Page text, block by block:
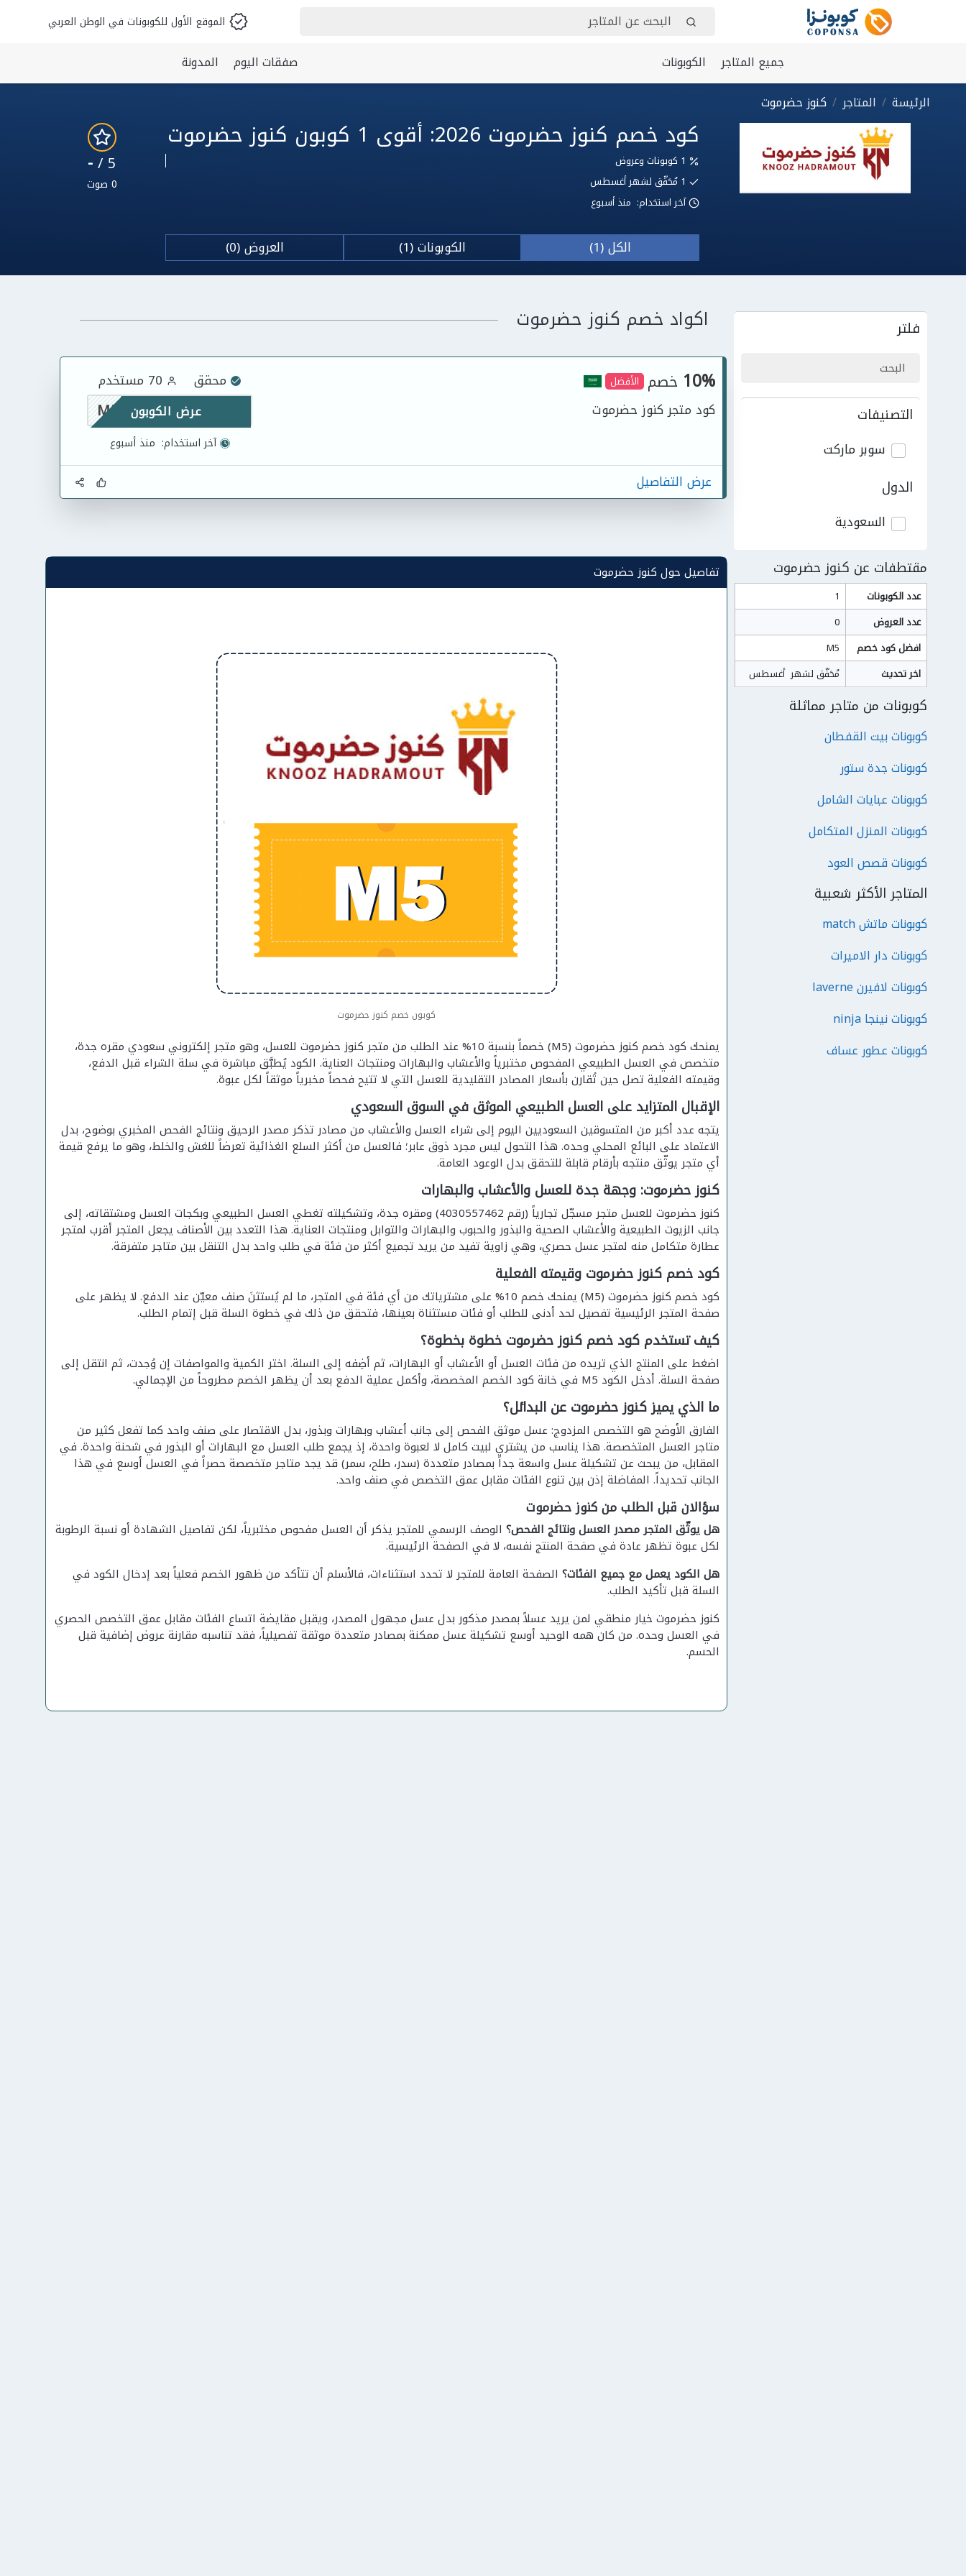
الموقع الأول للكوبونات في الوطن العربي
جميع المتاجر الكوبونات صفقات اليوم
المدونة
الرئيسة
المتاجر كنوز حضرموت
كود خصم كنوز حضرموت 2026: أقوى 1 كوبون كنوز حضرموت
مُحَقّق لشهر أغسطس
آخر استخدام: منذ أسبوع
الكل (1) الكوبونات (1) العروض (0)
5 /
-
0 صوت
فلتر
التصنيفات
سوبر ماركت
الدول
السعودية
مقتطفات عن كنوز حضرموت
عدد الكوبونات
1
عدد العروض
0
افضل كود خصم
M5
اخر تحديث
مُحَقّق لشهر  أغسطس
كوبونات من متاجر مماثلة
كوبونات بيت القفطان
كوبونات جدة ستور
كوبونات عبايات الشامل
كوبونات المنزل المتكامل
كوبونات قصص العود
المتاجر الأكثر شعبية
كوبونات ماتش match
كوبونات دار الاميرات
كوبونات لافيرن laverne
كوبونات نينجا ninja
كوبونات عطور عساف
اكواد خصم كنوز حضرموت
10% خصم الأفضل محقق
كود متجر كنوز حضرموت
M5 عرض الكوبون
آخر استخدام: منذ أسبوع
عرض التفاصيل
تفاصيل حول كنوز حضرموت
كوبون خصم كنوز حضرموت
يمنحك كود خصم كنوز حضرموت (M5) خصماً بنسبة 10% عند الطلب من متجر كنوز حضرموت للعسل، وهو متجر إلكتروني سعودي مقره جدة،
متخصص في العسل الطبيعي المفحوص مختبرياً والأعشاب والبهارات ومنتجات العناية. الكود يُطبَّق مباشرة في سلة الشراء قبل الدفع،
وقيمته الفعلية تصل حين تُقارن بأسعار المصادر التقليدية للعسل التي لا تتيح فحصاً مخبرياً موثقاً لكل عبوة.
الإقبال المتزايد على العسل الطبيعي الموثق في السوق السعودي
يتجه عدد أكبر من المتسوقين السعوديين اليوم إلى شراء العسل والأعشاب من مصادر تذكر مصدر الرحيق ونتائج الفحص المخبري بوضوح، بدل
الاعتماد على البائع المحلي وحده. هذا التحول ليس مجرد ذوق عابر؛ فالعسل من أكثر السلع الغذائية تعرضاً للغش والخلط، وهو ما يرفع قيمة
أي متجر يوثّق منتجه بأرقام قابلة للتحقق بدل الوعود العامة.
كنوز حضرموت: وجهة جدة للعسل والأعشاب والبهارات
كنوز حضرموت للعسل متجر مسجّل تجارياً (رقم 4030557462) ومقره جدة، وتشكيلته تغطي العسل الطبيعي وبكجات العسل ومشتقاته، إلى
جانب الزيوت الطبيعية والأعشاب الصحية والبذور والحبوب والبهارات والتوابل ومنتجات العناية. هذا التعدد بين الأصناف يجعل المتجر أقرب لمتجر
عطارة متكامل منه لمتجر عسل حصري، وهي زاوية تفيد من يريد تجميع أكثر من فئة في طلب واحد بدل التنقل بين متاجر متفرقة.
كود خصم كنوز حضرموت وقيمته الفعلية
كود خصم كنوز حضرموت (M5) يمنحك خصم 10% على مشترياتك من أي فئة في المتجر، ما لم يُستثنَ صنف معيّن عند الدفع. لا يظهر على
صفحة المتجر الرئيسية تفصيل لحد أدنى للطلب أو فئات مستثناة بعينها، فتحقق من ذلك في خطوة السلة قبل إتمام الطلب.
كيف تستخدم كود خصم كنوز حضرموت خطوة بخطوة؟
اضغط على المنتج الذي تريده من فئات العسل أو الأعشاب أو البهارات، ثم أضِفه إلى السلة. اختر الكمية والمواصفات إن وُجدت، ثم انتقل إلى
صفحة السلة. أدخل الكود M5 في خانة كود الخصم المخصصة، وأكمل عملية الدفع بعد أن يظهر الخصم مطروحاً من الإجمالي.
ما الذي يميز كنوز حضرموت عن البدائل؟
الفارق الأوضح هو التخصص المزدوج: عسل موثق الفحص إلى جانب أعشاب وبهارات وبذور، بدل الاقتصار على صنف واحد كما تفعل كثير من
متاجر العسل المتخصصة. هذا يناسب من يشتري لبيت كامل لا لعبوة واحدة، إذ يجمع طلب العسل مع البهارات أو البذور في شحنة واحدة. في
المقابل، من يبحث عن تشكيلة عسل واسعة جداً بمصادر متعددة (سدر، طلح، سمر) قد يجد متاجر متخصصة حصراً في العسل أوسع في هذا
الجانب تحديداً. المفاضلة إذن بين تنوع الفئات مقابل عمق التخصص في صنف واحد.
سؤالان قبل الطلب من كنوز حضرموت
هل يوثّق المتجر مصدر العسل ونتائج الفحص؟ الوصف الرسمي للمتجر يذكر أن العسل مفحوص مختبرياً، لكن تفاصيل الشهادة أو نسبة الرطوبة
لكل عبوة تظهر عادة في صفحة المنتج نفسه، لا في الصفحة الرئيسية.
هل الكود يعمل مع جميع الفئات؟ الصفحة العامة للمتجر لا تحدد استثناءات، فالأسلم أن تتأكد من ظهور الخصم فعلياً بعد إدخال الكود في
السلة قبل تأكيد الطلب.
كنوز حضرموت خيار منطقي لمن يريد عسلاً بمصدر مذكور بدل عسل مجهول المصدر، ويقبل مقايضة اتساع الفئات مقابل عمق التخصص الحصري
في العسل وحده. من كان همه الوحيد أوسع تشكيلة عسل ممكنة بمصادر متعددة موثقة تفصيلياً، فقد تناسبه مقارنة عروض إضافية قبل
الحسم.